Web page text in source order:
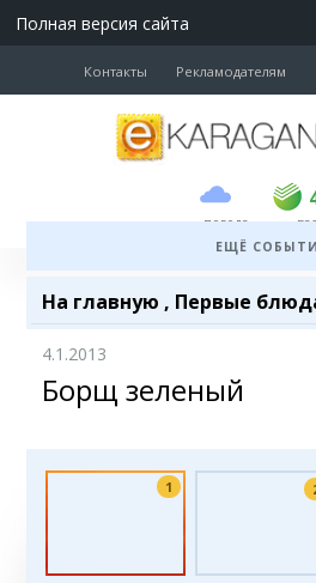
Полная версия сайта
Контакты Рекламодателям
погода
USD 468
ЕЩЁ
На главную , Первые
4.1.2013
Борщ зеленый
1